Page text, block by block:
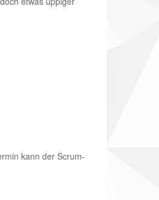
kann der Scrum­-